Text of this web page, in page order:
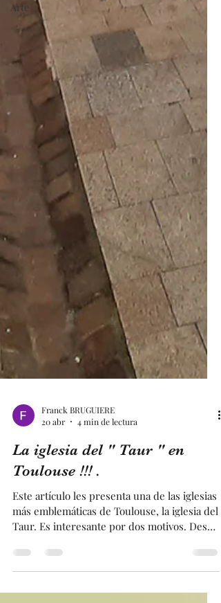
Arte
20 abr
4 min de lectura
La iglesia del " Taur " en
Toulouse !!! .
Este artículo les presenta una de las iglesias
Taur. Es interesante por dos motivos. Desde
el punto de vista arquitectónico, con su